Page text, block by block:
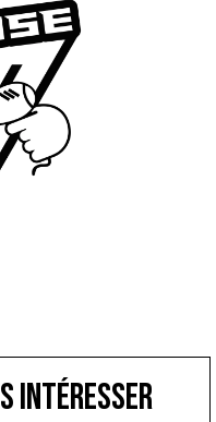
intéresser